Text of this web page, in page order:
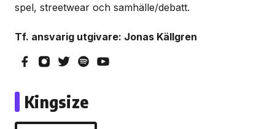
spel, streetwear och samhälle/debatt.
Tf. ansvarig utgivare: Jonas Källgren
Kingsize